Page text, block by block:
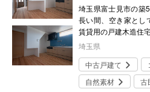
埼玉県富士見市の築
長い間、空き家とし
賃貸用の戸建木造住
埼玉県
中古戸建て
自然素材
古